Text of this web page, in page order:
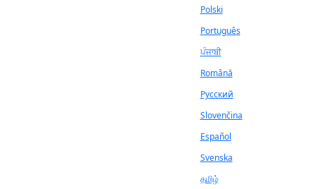
Polski
Português
ਪੰਜਾਬੀ
Română
Русский
Slovenčina
Español
Svenska
தமிழ்